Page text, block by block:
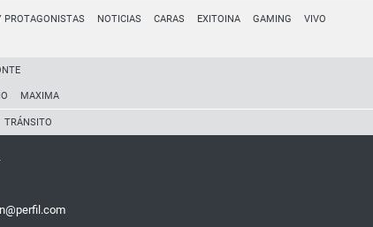
PROTAGONISTAS NOTICIAS CARAS EXITOINA GAMING VIVO
MAXIMA
TRÁNSITO